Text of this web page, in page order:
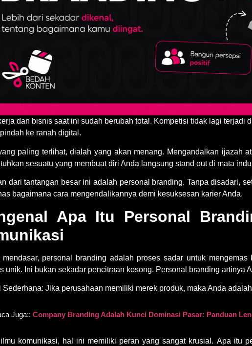
dan bisnis saat ini sudah berubah total. Kompetisi tidak lagi terjadi
ke ranah digital.
paling terlihat, dialah yang akan menang. Mengandalkan ijazah
sesuatu yang membuat diri Anda langsung stand out di mata
dari tantangan besar ini adalah personal branding. Tanpa disadari,
bagaimana cara mengendalikannya demi kesuksesan karier Anda.
Apa Itu Personal
mendasar, personal branding adalah proses sadar untuk
unik. Ini bukan sekadar pencitraan kosong. Personal branding artinya
Sederhana: Jika perusahaan memiliki merek produk, maka Anda
Juga::Company Branding Adalah Kunci Dominasi Pasar: Panduan
komunikasi, hal ini memiliki peran yang sangat krusial. Apa itu